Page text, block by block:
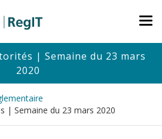
| Semaine du 23 mars
2020
| Semaine du 23 mars 2020